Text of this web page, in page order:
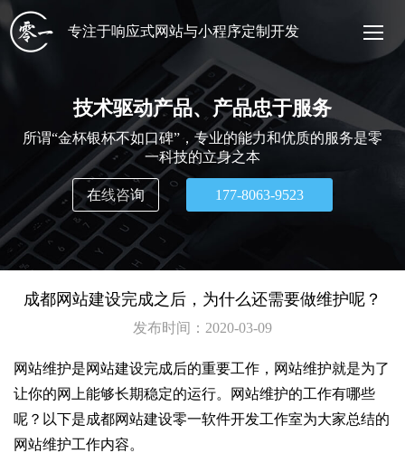
专注于响应式网站与小程序定制开发
技术驱动产品、产品忠于服务
所谓“金杯银杯不如口碑”，专业的能力和优质的服务是零
一科技的立身之本
在线咨询 177-8063-9523
成都网站建设完成之后，为什么还需要做维护呢？
发布时间： 2020-03-09
网站维护是网站建设完成后的重要工作，网站维护就是为了
让你的网上能够长期稳定的运行。网站维护的工作有哪些
呢？以下是成都网站建设零一软件开发工作室为大家总结的
网站维护工作内容。